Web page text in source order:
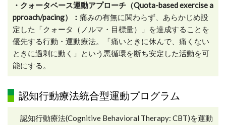
・クォータベース運動アプローチ（Quota-based exercise a
pproach/pacing）： 痛みの有無に関わらず、あらかじめ設
定した「クォータ（ノルマ・目標量）」を達成することを
優先する行動・運動療法。「痛いときに休んで、痛くない
ときに過剰に動く」という悪循環を断ち安定した活動を可
能にする。
認知行動療法統合型運動プログラム
認知行動療法(Cognitive Behavioral Therapy: CBT)を運動